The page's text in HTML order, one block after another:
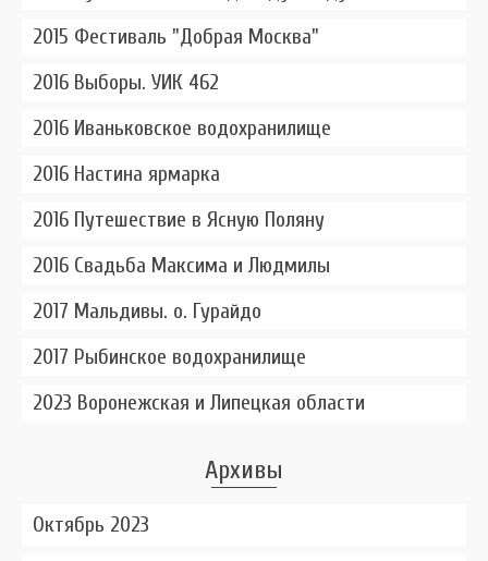
2015 Фестиваль "Добрая Москва"
2016 Выборы. УИК 462
2016 Иваньковское водохранилище
2016 Настина ярмарка
2016 Путешествие в Ясную Поляну
2016 Свадьба Максима и Людмилы
2017 Мальдивы. о. Гурайдо
2017 Рыбинское водохранилище
2023 Воронежская и Липецкая области
Архивы
Октябрь 2023